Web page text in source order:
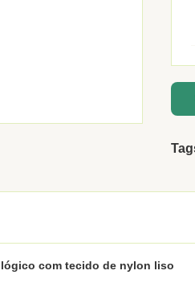
com tecido de nylon liso